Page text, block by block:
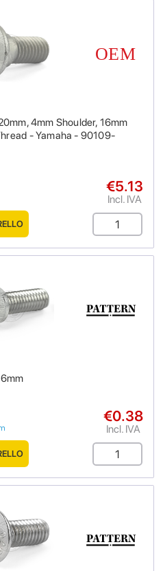
4mm Shoulder, 16mm
- Yamaha - 90109-
€5.13
Incl. IVA
€0.38
Incl. IVA